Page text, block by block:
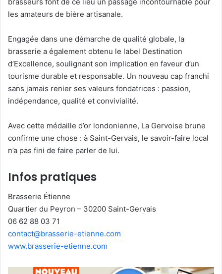
les amateurs de bière artisanale.
Engagée dans une démarche de qualité globale, la
brasserie a également obtenu le label Destination
d’Excellence, soulignant son implication en faveur d’un
tourisme durable et responsable. Un nouveau cap franchi
sans jamais renier ses valeurs fondatrices : passion,
indépendance, qualité et convivialité.
Avec cette médaille d’or londonienne, La Gervoise brune
confirme une chose : à Saint-Gervais, le savoir-faire local
n’a pas fini de faire parler de lui.
Infos pratiques
Brasserie Étienne
Quartier du Peyron – 30200 Saint-Gervais
06 62 88 03 71
contact@brasserie-etienne.com
www.brasserie-etienne.com